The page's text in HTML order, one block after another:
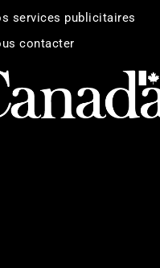
services publicitaires
contacter